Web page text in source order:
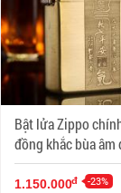
Bật lửa Zippo
đồng khắc bùa
hành
1.150.000đ -23%